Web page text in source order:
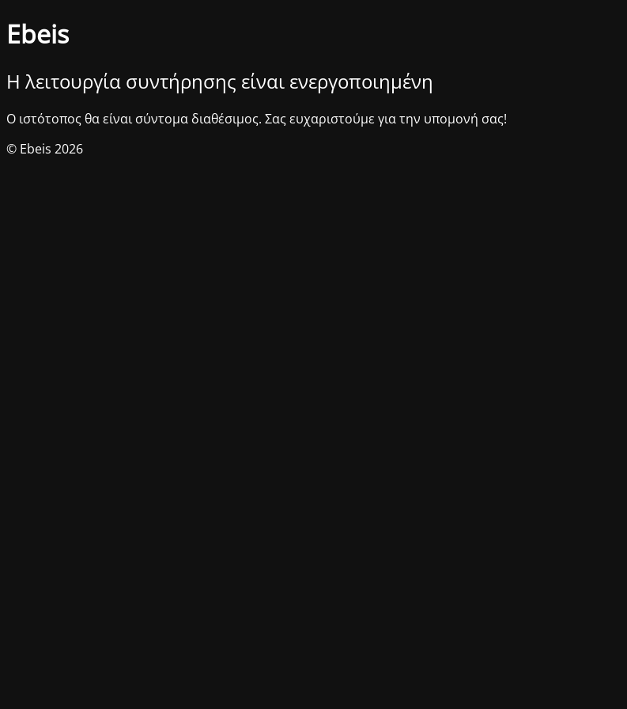
Ebeis
Η λειτουργία συντήρησης είναι ενεργοποιημένη
Ο ιστότοπος θα είναι σύντομα διαθέσιμος. Σας ευχαριστούμε για την υπομονή σας!
© Ebeis 2026